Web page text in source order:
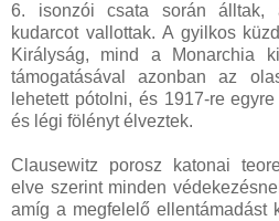
6. isonzói csata során álltak,
kudarcot vallottak. A gyilkos
Királyság, mind a Monarchia
támogatásával azonban az
lehetett pótolni, és 1917-re
és légi fölényt élveztek.
Clausewitz porosz katonai
elve szerint minden
amíg a megfelelő ellentámadást